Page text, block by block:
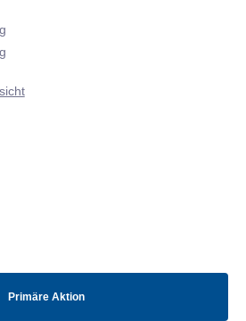
Primäre Aktion